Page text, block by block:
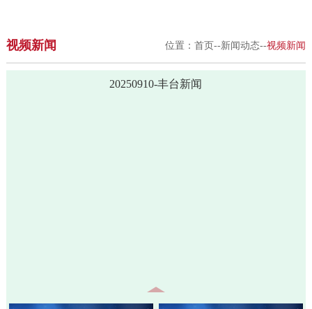
视频新闻 位置：首页--新闻动态--视频新闻
20250910-丰台新闻